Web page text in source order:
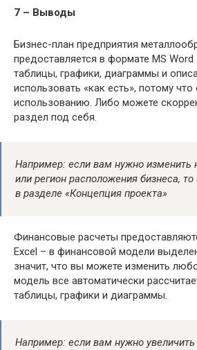
7 – Выводы
Бизнес-план предприятия
предоставляется в формате MS
таблицы, графики, диаграммы и
использовать «как есть», потому
использованию. Либо можете
раздел под себя.
Например: если вам нужно изменить
или регион расположения бизнеса, то
в разделе «Концепция проекта»
Финансовые расчеты
Excel – в финансовой модели
значит, что вы можете изменить
модель все автоматически
таблицы, графики и диаграммы.
Например: если вам нужно